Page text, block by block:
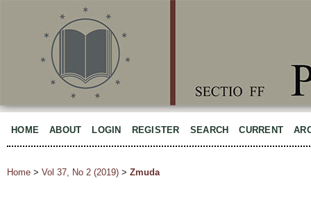
HOME ABOUT LOGIN REGISTER SEARCH CURRENT
Home > Vol 37, No 2 (2019) > Zmuda